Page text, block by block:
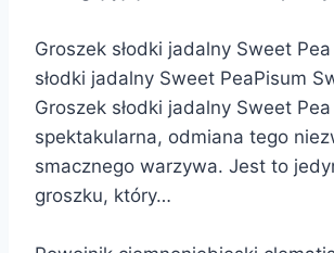
Groszek słodki jadalny Sweet
słodki jadalny Sweet PeaPisum
Groszek słodki jadalny Sweet
spektakularna, odmiana tego
smacznego warzywa. Jest to
groszku, który…